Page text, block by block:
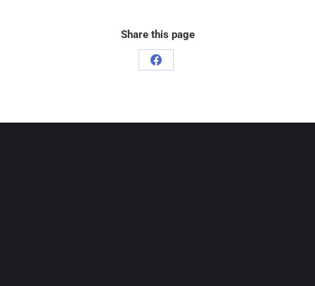
Share this page